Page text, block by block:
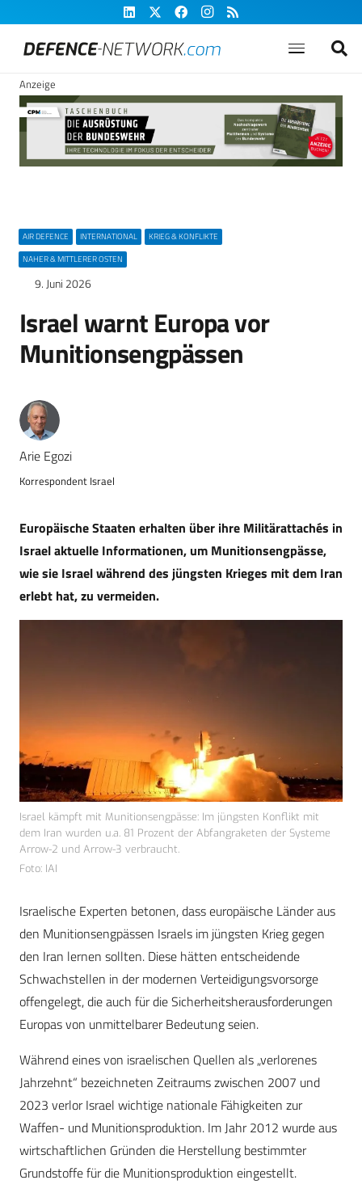
Anzeige
AIR DEFENCE INTERNATIONAL
KRIEG & KONFLIKTE
NAHER & MITTLERER OSTEN
9. Juni 2026
Israel warnt Europa vor
Munitionsengpässen
Arie Egozi
Korrespondent Israel
Europäische Staaten erhalten über ihre Militärattachés in
Israel aktuelle Informationen, um Munitionsengpässe,
wie sie Israel während des jüngsten Krieges mit dem Iran
erlebt hat, zu vermeiden.
Israel kämpft mit Munitionsengpässe: Im jüngsten Konflikt mit
dem Iran wurden u.a. 81 Prozent der Abfangraketen der Systeme
Arrow-2 und Arrow-3 verbraucht.
Foto: IAI
Israelische Experten betonen, dass europäische Länder aus
den Munitionsengpässen Israels im jüngsten Krieg gegen
den Iran lernen sollten. Diese hätten entscheidende
Schwachstellen in der modernen Verteidigungsvorsorge
offengelegt, die auch für die Sicherheitsherausforderungen
Europas von unmittelbarer Bedeutung seien.
Während eines von israelischen Quellen als „verlorenes
Jahrzehnt“ bezeichneten Zeitraums zwischen 2007 und
2023 verlor Israel wichtige nationale Fähigkeiten zur
Waffen- und Munitionsproduktion. Im Jahr 2012 wurde aus
wirtschaftlichen Gründen die Herstellung bestimmter
Grundstoffe für die Munitionsproduktion eingestellt.